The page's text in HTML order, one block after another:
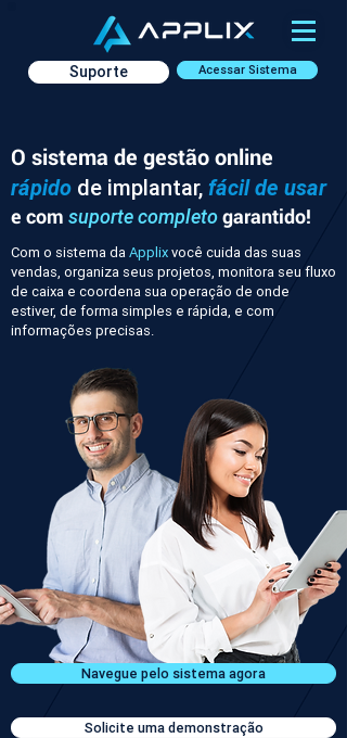
Acessar Sistema
Suporte
O sistema de gestão online
rápido de implantar, fácil de usar
e com suporte completogarantido!
Com o sistema daApplixvocê cuida das suas
vendas, organiza seus projetos, monitora seu fluxo
de caixa e coordena sua operação de onde
estiver, de forma simples e rápida, e com
informações precisas.
Navegue pelo sistema agora
Solicite uma demonstração